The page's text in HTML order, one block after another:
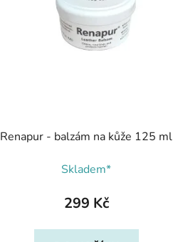
Renapur - balzám na kůže 125 ml
Skladem*
299 Kč